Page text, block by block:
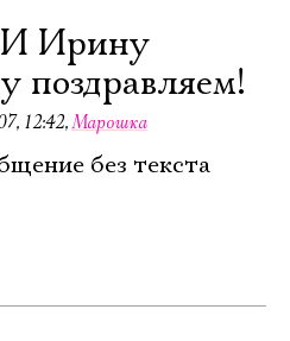
И Ирину
поздравляем!
12:42,Марошка
без текста